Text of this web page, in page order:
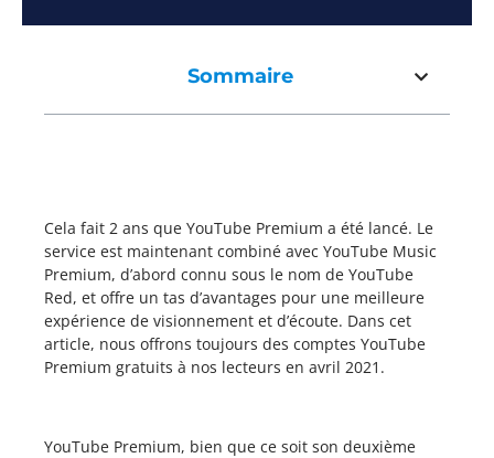
Sommaire
Cela fait 2 ans que YouTube Premium a été lancé. Le
service est maintenant combiné avec YouTube Music
Premium, d’abord connu sous le nom de YouTube
Red, et offre un tas d’avantages pour une meilleure
expérience de visionnement et d’écoute. Dans cet
article, nous offrons toujours des comptes YouTube
Premium gratuits à nos lecteurs en avril 2021.
YouTube Premium, bien que ce soit son deuxième